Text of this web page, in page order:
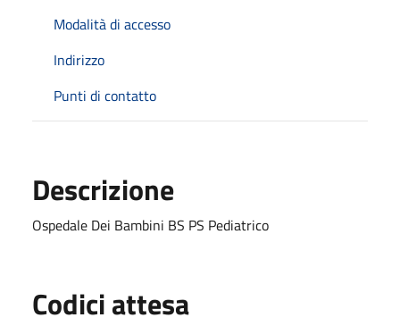
Modalità di accesso
Indirizzo
Punti di contatto
Descrizione
Ospedale Dei Bambini BS PS Pediatrico
Codici attesa